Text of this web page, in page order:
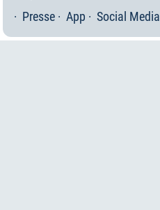
Presse
App Social Media